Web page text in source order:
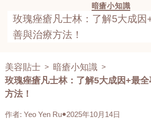
暗瘡小知識
玫瑰痤瘡凡士林：了解5大成因
善與治療方法！
美容貼士 > 暗瘡小知識 >
玫瑰痤瘡凡士林：了解5大成因+最
方法！
作者: Yeo Yen Ru 2025年10月14日